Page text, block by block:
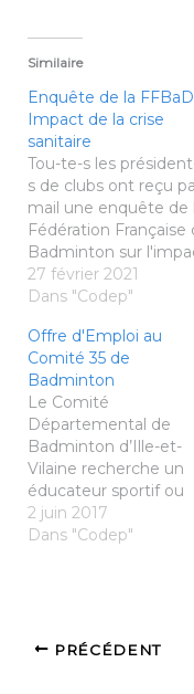
Similaire
Enquête de la
Impact de la crise
sanitaire
Tou-te-s les
s de clubs ont reçu
mail une enquête de
Fédération Française
Badminton sur
de la crise sanitaire.
Cette démarche
récolter des éléments
factuels sur l’état de
santé de nos
associations. Ces
informations auront
pour but de définir et
d’orienter…
27 février 2021
Dans "Codep"
Offre d'Emploi au
Comité 35 de
Badminton
Le Comité
Départemental de
Badminton d’Ille-et-
Vilaine recherche un
éducateur sportif ou
une éducatrice
badminton pour des
septembre 2017.
2 juin 2017
Dans "Codep"
PRÉCÉDENT